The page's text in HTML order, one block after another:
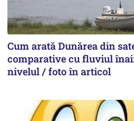
Cum arată Dunărea din
comparative cu fluviul
nivelul / foto în articol